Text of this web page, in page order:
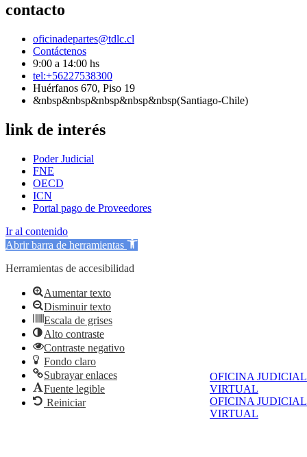
OFICINA JUDICIAL
VIRTUAL
OFICINA JUDICIAL
VIRTUAL
contacto
oficinadepartes@tdlc.cl
Contáctenos
9:00 a 14:00 hs
tel:+56227538300
Huérfanos 670, Piso 19
&nbsp&nbsp&nbsp&nbsp&nbsp(Santiago-Chile)
link de interés
Poder Judicial
FNE
OECD
ICN
Portal pago de Proveedores
Ir al contenido
Abrir barra de herramientas
Herramientas de accesibilidad
Aumentar texto
Disminuir texto
Escala de grises
Alto contraste
Contraste negativo
Fondo claro
Subrayar enlaces
Fuente legible
Reiniciar